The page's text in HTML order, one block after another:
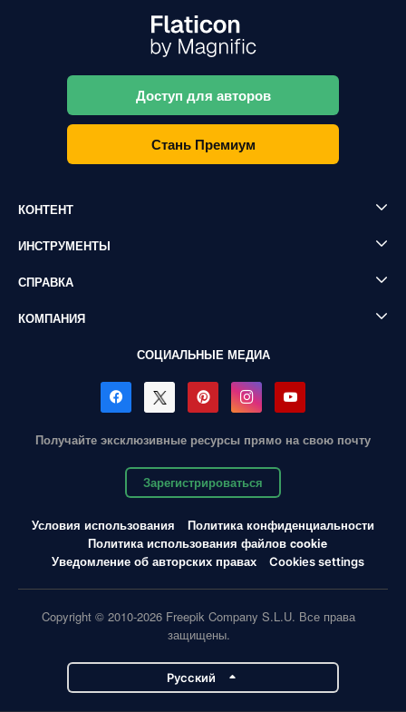
Доступ для авторов
Стань Премиум
КОНТЕНТ
ИНСТРУМЕНТЫ
СПРАВКА
КОМПАНИЯ
СОЦИАЛЬНЫЕ МЕДИА
Получайте эксклюзивные ресурсы прямо на свою почту
Зарегистрироваться
Условия использования
Политика конфиденциальности
Политика использования файлов cookie
Уведомление об авторских правах
Cookies settings
Copyright © 2010-2026 Freepik Company S.L.U. Все права
защищены.
Pусский